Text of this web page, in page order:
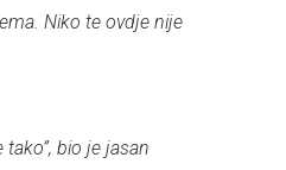
Niko te ovdje nije
bio je jasan